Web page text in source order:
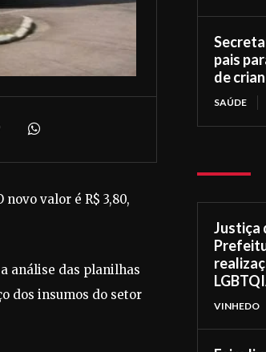
valor é R$ 3,80,
análise das planilhas
dos insumos do setor
pais
de
SAÚDE
Justiça
VINHEDO